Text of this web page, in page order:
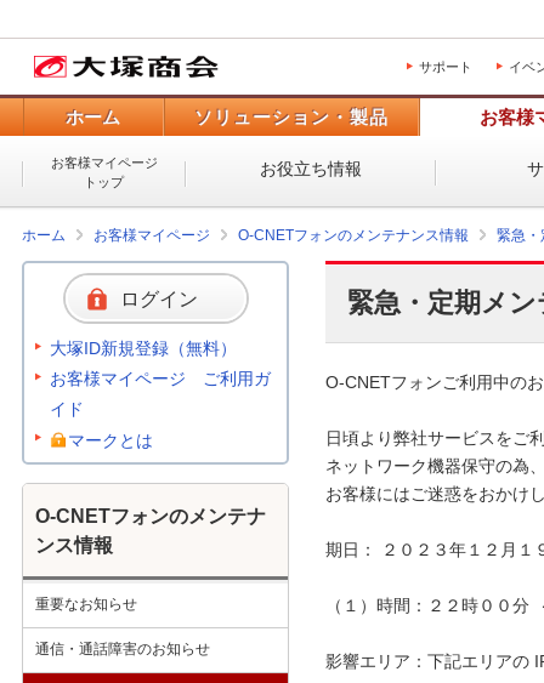
サポート イベ
ホーム ソリューション・製品 お客様
お客様マイページ
トップ
お役立ち情報
ホーム お客様マイページ O-CNETフォンのメンテナンス情報 緊急・
緊急・定期メ
O-CNETフォンご利用中の
日頃より弊社サービスをご
ネットワーク機器保守の為
お客様にはご迷惑をおかけ
期日： ２０２３年１２月１
（１）時間：２２時００分
影響エリア：下記エリアの
ログイン
大塚ID新規登録（無料）
お客様マイページ ご利用ガ
イド
マークとは
O-CNETフォンのメンテナ
ンス情報
重要なお知らせ
通信・通話障害のお知らせ